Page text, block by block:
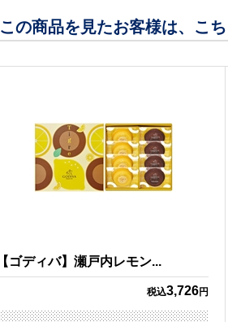
この商品を見たお客様は、こ
【ゴディバ】瀬戸内レモン...
税込3,726円